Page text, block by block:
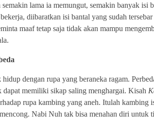
lama ia memungut, semakin banyak isi
diibaratkan isi bantal yang sudah
maaf tetap saja tidak akan mampu
dengan rupa yang beraneka ragam.
memiliki sikap saling menghargai. Kisah
rupa kambing yang aneh. Itulah kambing
Nabi Nuh tak bisa menahan diri untuk